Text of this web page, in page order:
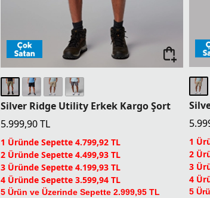
Silver Ridge Utility Erkek Kargo Şort
5.999,90TL
1 Üründe Sepette 4.799,92 TL
2 Üründe Sepette 4.499,93 TL
3 Üründe Sepette 4.199,93 TL
4 Üründe Sepette 3.599,94 TL
5 Ürün ve Üzerinde Sepette 2.999,95 TL
Columbia Dünyası Üyelerine Sepette Ek %5
İndirim
1
2
3
4
5